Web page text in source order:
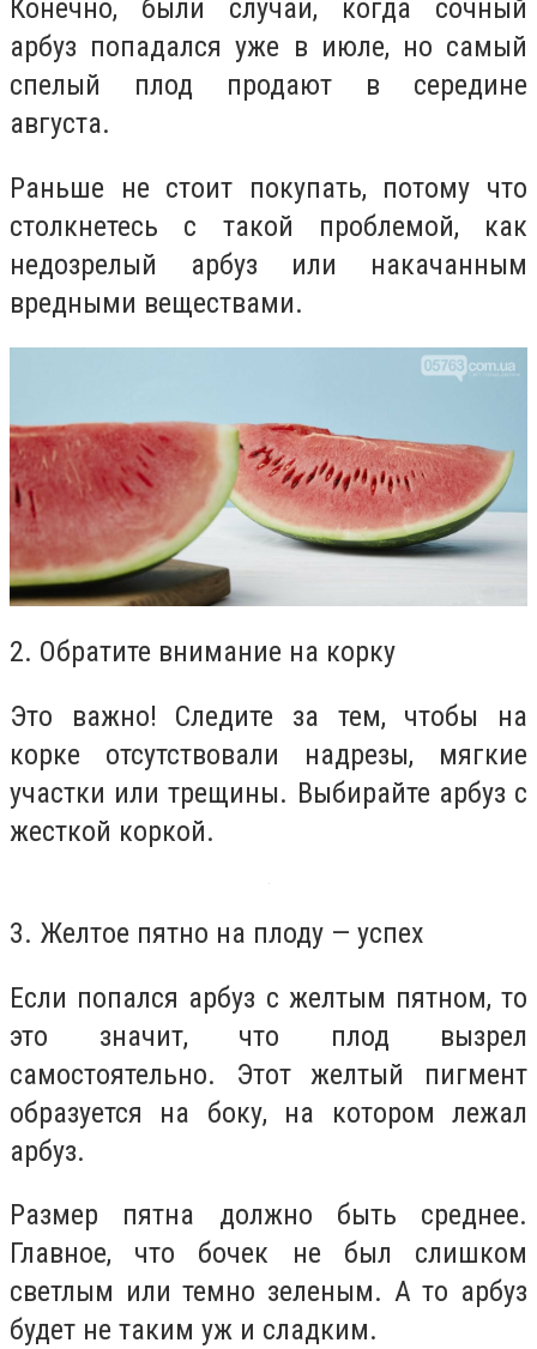
Конечно, были случаи, когда сочный
арбуз попадался уже в июле, но самый
спелый плод продают в середине
августа.
Раньше не стоит покупать, потому что
столкнетесь с такой проблемой, как
недозрелый арбуз или накачанным
вредными веществами.
2. Обратите внимание на корку
Это важно! Следите за тем, чтобы на
корке отсутствовали надрезы, мягкие
участки или трещины. Выбирайте арбуз с
жесткой коркой.
3. Желтое пятно на плоду — успех
Если попался арбуз с желтым пятном, то
это значит, что плод вызрел
самостоятельно. Этот желтый пигмент
образуется на боку, на котором лежал
арбуз.
Размер пятна должно быть среднее.
Главное, что бочек не был слишком
светлым или темно зеленым. А то арбуз
будет не таким уж и сладким.